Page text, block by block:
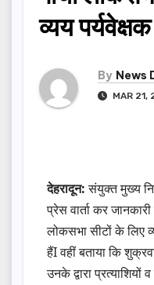
व्यय
By News
MAR 21,
देहरादून:संयुक्त मुख्य
प्रेस वार्ता कर
लोकसभा सीटों के लिए
हैंI वहीं बताया कि
उनके द्वारा प्रत्याशियों